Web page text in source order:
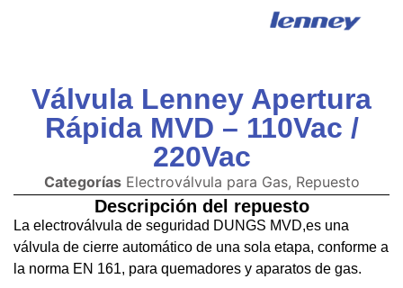
Válvula Lenney Apertura
Rápida MVD – 110Vac /
220Vac
Categorías Electroválvula para Gas, Repuesto
Descripción del repuesto
La electroválvula de seguridad DUNGS MVD,es una
válvula de cierre automático de una sola etapa, conforme a
la norma EN 161, para quemadores y aparatos de gas.